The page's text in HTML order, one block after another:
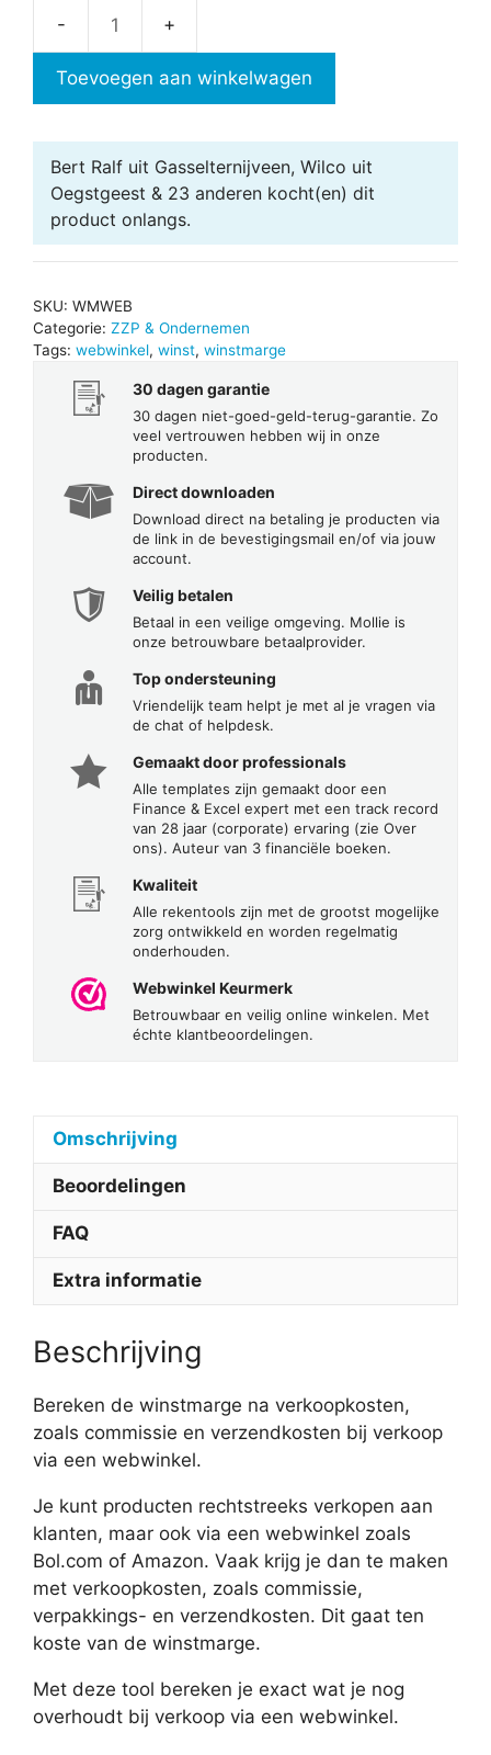
webwinkel
Toevoegen aan winkelwagen
Bert Ralf uit Gasselternijveen, Wilco uit
Oegstgeest & 23 anderen kocht(en) dit
product onlangs.
SKU: WMWEB
Categorie: ZZP & Ondernemen
Tags: webwinkel, winst, winstmarge
30 dagen garantie
30 dagen niet-goed-geld-terug-garantie. Zo
veel vertrouwen hebben wij in onze
producten.
Direct downloaden
Download direct na betaling je producten via
de link in de bevestigingsmail en/of via jouw
account.
Veilig betalen
Betaal in een veilige omgeving. Mollie is
onze betrouwbare betaalprovider.
Top ondersteuning
Vriendelijk team helpt je met al je vragen via
de chat of helpdesk.
Gemaakt door professionals
Alle templates zijn gemaakt door een
Finance & Excel expert met een track record
van 28 jaar (corporate) ervaring (zie Over
ons). Auteur van 3 financiële boeken.
Kwaliteit
Alle rekentools zijn met de grootst mogelijke
zorg ontwikkeld en worden regelmatig
onderhouden.
Webwinkel Keurmerk
Betrouwbaar en veilig online winkelen. Met
échte klantbeoordelingen.
Omschrijving
Beoordelingen
FAQ
Extra informatie
Beschrijving
Bereken de winstmarge na verkoopkosten,
zoals commissie en verzendkosten bij verkoop
via een webwinkel.
Je kunt producten rechtstreeks verkopen aan
klanten, maar ook via een webwinkel zoals
Bol.com of Amazon. Vaak krijg je dan te maken
met verkoopkosten, zoals commissie,
verpakkings- en verzendkosten. Dit gaat ten
koste van de winstmarge.
Met deze tool bereken je exact wat je nog
overhoudt bij verkoop via een webwinkel.